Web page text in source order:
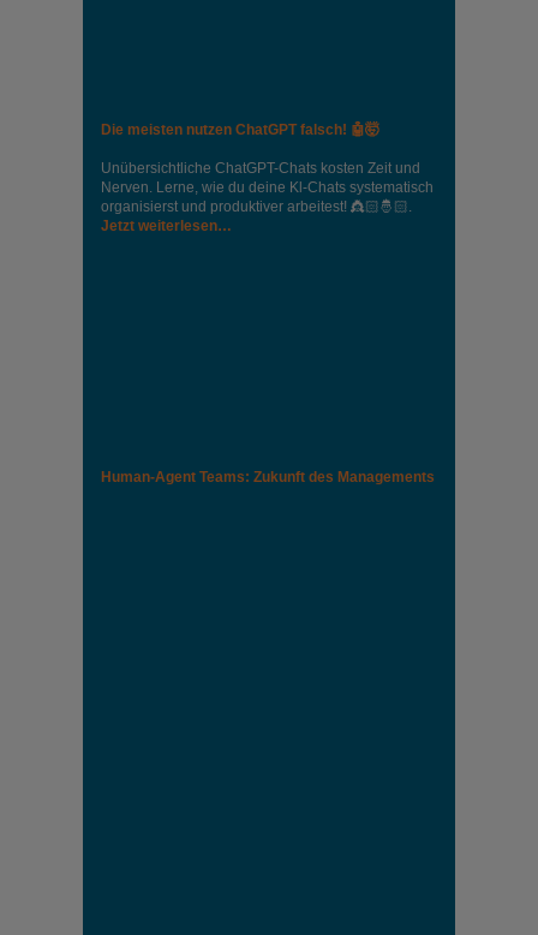
Die meisten nutzen ChatGPT falsch! 🤖🤯
Unübersichtliche ChatGPT-Chats kosten Zeit und
Nerven. Lerne, wie du deine Kl-Chats systematisch
organisierst und produktiver arbeitest! 👸🏻🤴🏻.
Jetzt weiterlesen…
Human-Agent Teams: Zukunft des Managements